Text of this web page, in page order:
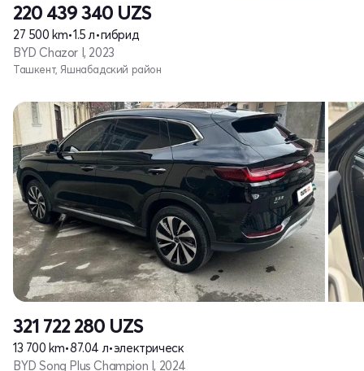
220 439 340 UZS
27 500 km•1.5 л•гибрид
BYD Chazor I, 2023
Ташкент, Яшнабадский район
321 722 280 UZS
13 700 km•87.04 л•электрическ
BYD Song Plus Champion I, 2024